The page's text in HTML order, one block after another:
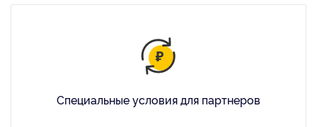
Специальные условия для партнеров